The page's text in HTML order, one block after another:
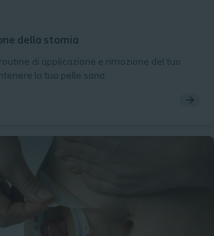
della stomia
di applicazione e rimozione del tuo
la tua pelle sana.